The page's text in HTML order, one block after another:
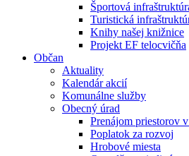
Športová
Turistická
Knihy našej knižnice
Projekt EF telocvičňa
Občan
Aktuality
Kalendár akcií
Komunálne služby
Obecný úrad
Prenájom priestorov
Poplatok za rozvoj
Hrobové miesta